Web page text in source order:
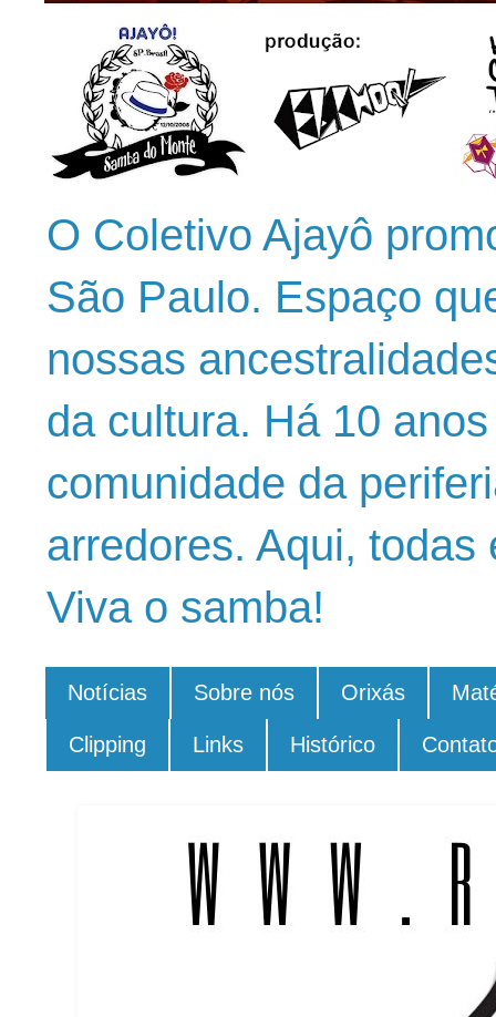
O Coletivo Ajayô
São Paulo. Espaço
nossas
da cultura. Há 10
comunidade da
arredores. Aqui,
Viva o samba!
Notícias Sobre nós Orixás
Clipping Links Histórico